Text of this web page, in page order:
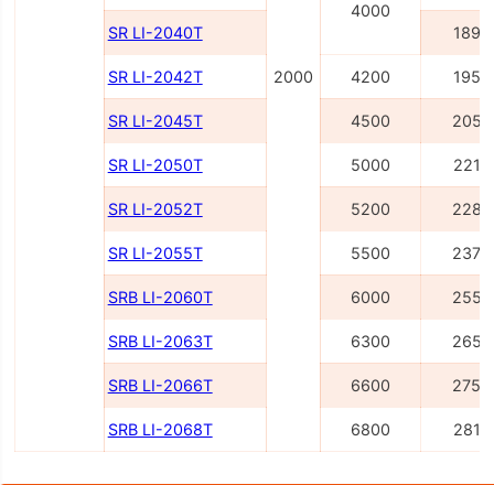
2000
4000
SR LI-2040Т 1895
SR LI-2042Т 4200 1955
SR LI-2045Т 4500 2055
SR LI-2050Т 5000 2215
SR LI-2052Т 5200 2285
SR LI-2055Т 5500 2375
SRB LI-2060Т 6000 2556
SRB LI-2063Т 6300 2656
SRB LI-2066Т 6600 2756
SRB LI-2068Т 6800 2816